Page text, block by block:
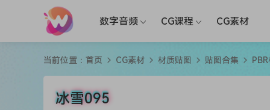
数字音频 CG课程 CG素材
当前位置： 首页 CG素材 材质贴图 贴图合集
冰雪095